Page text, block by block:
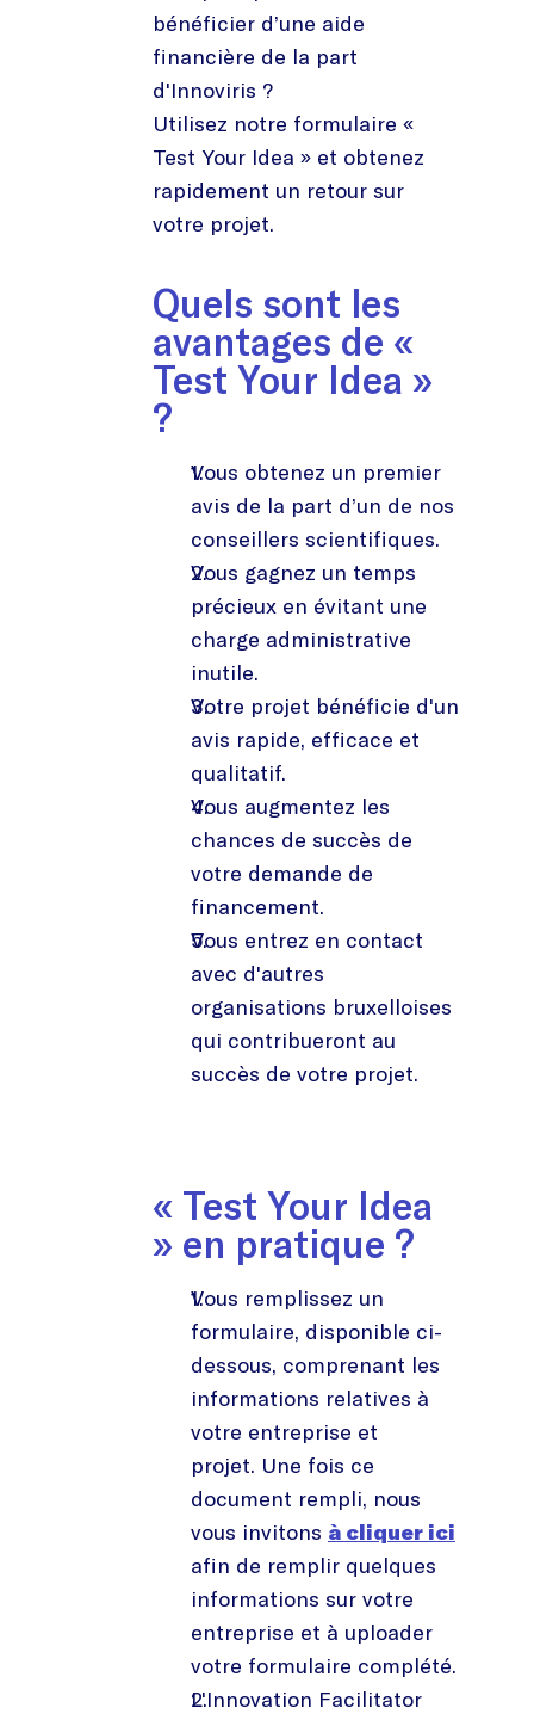
bénéficier d’une aide
financière de la part
d'Innoviris ?
Utilisez notre formulaire «
Test Your Idea » et obtenez
rapidement un retour sur
votre projet.
Quels sont les
avantages de «
Test Your Idea »
?
Vous obtenez un premier
avis de la part d’un de nos
conseillers scientifiques.
Vous gagnez un temps
précieux en évitant une
charge administrative
inutile.
Votre projet bénéficie d'un
avis rapide, efficace et
qualitatif.
Vous augmentez les
chances de succès de
votre demande de
financement.
Vous entrez en contact
avec d'autres
organisations bruxelloises
qui contribueront au
succès de votre projet.
« Test Your Idea
» en pratique ?
Vous remplissez un
formulaire, disponible ci-
dessous, comprenant les
informations relatives à
votre entreprise et
projet. Une fois ce
document rempli, nous
vous invitons à cliquer ici
afin de remplir quelques
informations sur votre
entreprise et à uploader
votre formulaire complété.
L'Innovation Facilitator